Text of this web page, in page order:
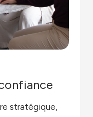
stratégique,